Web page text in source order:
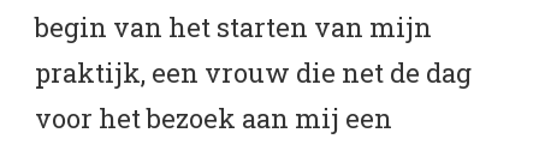
begin van het starten van mijn
praktijk, een vrouw die net de dag
voor het bezoek aan mij een